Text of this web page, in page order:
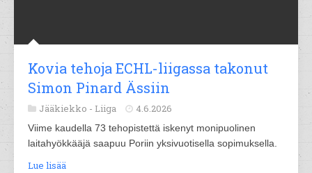
Kovia tehoja ECHL-liigassa takonut
Simon Pinard Ässiin
Jääkiekko - Liiga 4.6.2026
Viime kaudella 73 tehopistettä iskenyt monipuolinen
laitahyökkääjä saapuu Poriin yksivuotisella sopimuksella.
Lue lisää